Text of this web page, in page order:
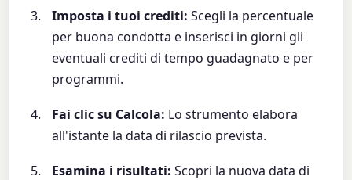
Imposta i tuoi crediti: Scegli la percentuale
per buona condotta e inserisci in giorni gli
eventuali crediti di tempo guadagnato e per
programmi.
Fai clic su Calcola: Lo strumento elabora
all'istante la data di rilascio prevista.
Esamina i risultati: Scopri la nuova data di